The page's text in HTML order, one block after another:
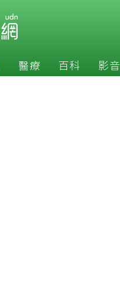
醫療 百科 影音